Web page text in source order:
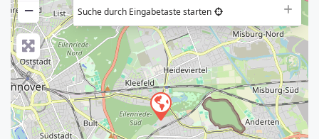
−
Suche durch Eingabetaste starten